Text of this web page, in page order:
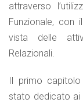
attraverso
Funzionale, con
vista delle
Relazionali.
Il primo
stato dedicato ai